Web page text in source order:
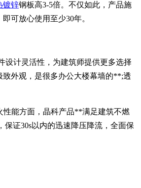
镀锌钢板高3-5倍。不仅如此，产品施
可放心使用至少30年。
设计灵活性，为建筑师提供更多选择
外观，是很多办公大楼幕墙的**;透
性能方面，晶科产品**满足建筑不燃
证30s以内的迅速降压降流，全面保